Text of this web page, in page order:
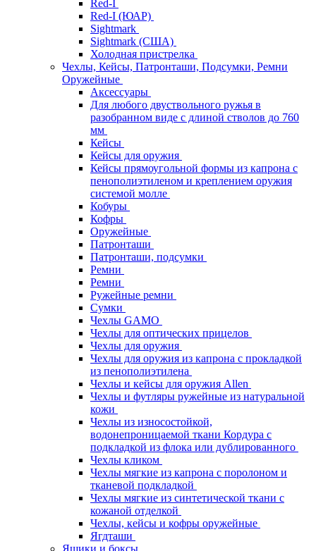
Red-I
Red-I (ЮАР)
Sightmark
Sightmark (США)
Холодная пристрелка
Чехлы, Кейсы, Патронташи, Подсумки, Ремни
Оружейные
Аксессуары
Для любого двуствольного ружья в
разобранном виде с длиной стволов до 760
мм
Кейсы
Кейсы для оружия
Кейсы прямоугольной формы из капрона с
пенополиэтиленом и креплением оружия
системой молле
Кобуры
Кофры
Оружейные
Патронташи
Патронташи, подсумки
Ремни
Ремни
Ружейные ремни
Сумки
Чехлы GAMO
Чехлы для оптических прицелов
Чехлы для оружия
Чехлы для оружия из капрона с прокладкой
из пенополиэтилена
Чехлы и кейсы для оружия Allen
Чехлы и футляры ружейные из натуральной
кожи
Чехлы из износостойкой,
водонепроницаемой ткани Кордура с
подкладкой из флока или дублированного
Чехлы кликом
Чехлы мягкие из капрона с поролоном и
тканевой подкладкой
Чехлы мягкие из синтетической ткани с
кожаной отделкой
Чехлы, кейсы и кофры оружейные
Ягдташи
Ящики и боксы